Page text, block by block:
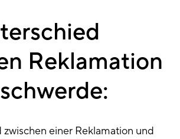
Reklamation
einer Reklamation und